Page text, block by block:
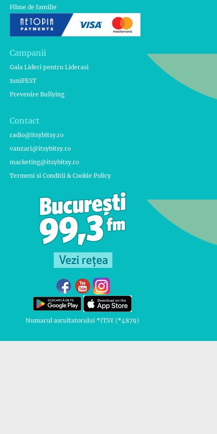
Filme de familie
Campanii
Gala Lideri pentru Liderasi
1uniFEST
Prevenire Bullying
Contact
radio@itsybitsy.ro
vanzari@itsybitsy.ro
marketing@itsybitsy.ro
Termeni si Conditii & Cookie Policy
Numarul ascultatorului *ITSY (*4879)